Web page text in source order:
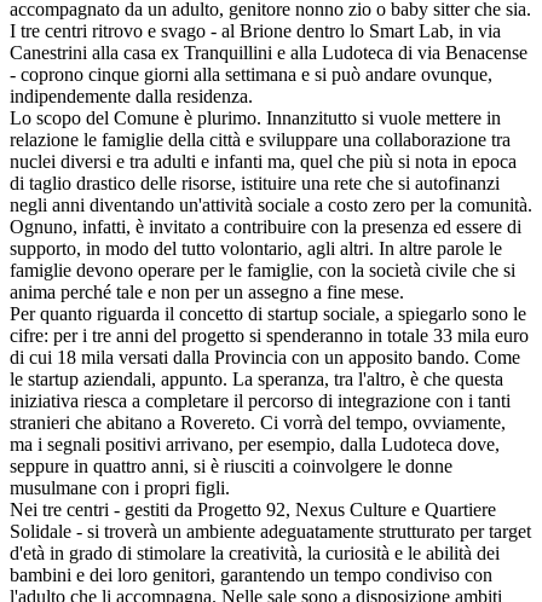
accompagnato da un adulto, genitore nonno zio o baby sitter che sia.
I tre centri ritrovo e svago - al Brione dentro lo Smart Lab, in via
Canestrini alla casa ex Tranquillini e alla Ludoteca di via Benacense
- coprono cinque giorni alla settimana e si può andare ovunque,
indipendemente dalla residenza.
Lo scopo del Comune è plurimo. Innanzitutto si vuole mettere in
relazione le famiglie della città e sviluppare una collaborazione tra
nuclei diversi e tra adulti e infanti ma, quel che più si nota in epoca
di taglio drastico delle risorse, istituire una rete che si autofinanzi
negli anni diventando un'attività sociale a costo zero per la comunità.
Ognuno, infatti, è invitato a contribuire con la presenza ed essere di
supporto, in modo del tutto volontario, agli altri. In altre parole le
famiglie devono operare per le famiglie, con la società civile che si
anima perché tale e non per un assegno a fine mese.
Per quanto riguarda il concetto di startup sociale, a spiegarlo sono le
cifre: per i tre anni del progetto si spenderanno in totale 33 mila euro
di cui 18 mila versati dalla Provincia con un apposito bando. Come
le startup aziendali, appunto. La speranza, tra l'altro, è che questa
iniziativa riesca a completare il percorso di integrazione con i tanti
stranieri che abitano a Rovereto. Ci vorrà del tempo, ovviamente,
ma i segnali positivi arrivano, per esempio, dalla Ludoteca dove,
seppure in quattro anni, si è riusciti a coinvolgere le donne
musulmane con i propri figli.
Nei tre centri - gestiti da Progetto 92, Nexus Culture e Quartiere
Solidale - si troverà un ambiente adeguatamente strutturato per target
d'età in grado di stimolare la creatività, la curiosità e le abilità dei
bambini e dei loro genitori, garantendo un tempo condiviso con
l'adulto che li accompagna. Nelle sale sono a disposizione ambiti